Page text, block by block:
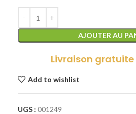
AJOUTER AU
Livraison gratuite
Add to wishlist
UGS : 001249